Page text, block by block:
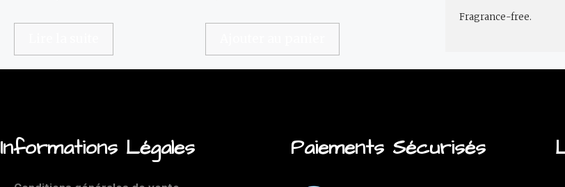
Fragrance-free.
Informations Légales Paiements Sécurisés